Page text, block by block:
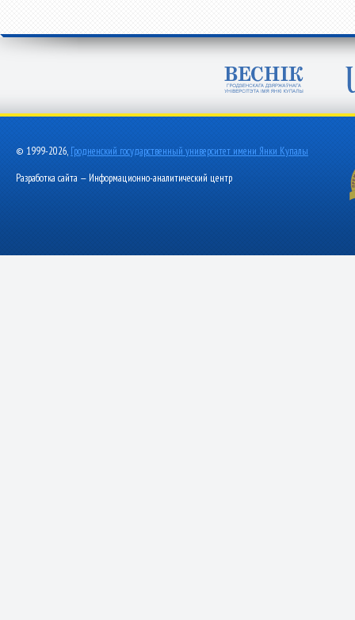
© 1999-2026, Гродненский государственный университет имени Янки Купалы
Разработка сайта — Информационно-аналитический центр